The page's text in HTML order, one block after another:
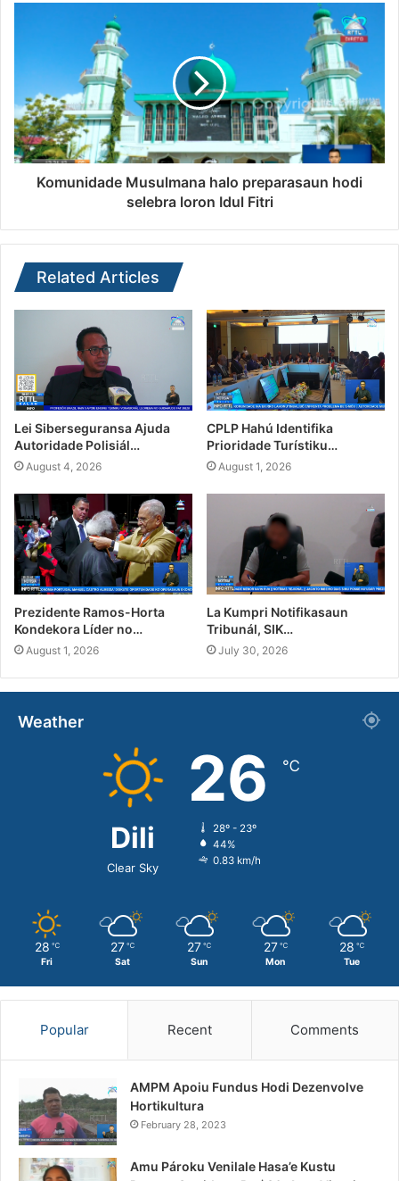
Komunidade Musulmana halo preparasaun hodi
selebra loron Idul Fitri
Related Articles
Lei Siberseguransa Ajuda
Autoridade Polisiál…
August 4, 2026
CPLP Hahú Identifika
Prioridade Turístiku…
August 1, 2026
Prezidente Ramos-Horta
Kondekora Líder no…
August 1, 2026
La Kumpri Notifikasaun
Tribunál, SIK…
July 30, 2026
Weather
Dili
Clear Sky
26 ℃
28º - 23º
44%
0.83 km/h
28 ℃
Fri
27 ℃
Sat
27 ℃
Sun
27 ℃
Mon
28 ℃
Tue
Popular Recent Comments
AMPM Apoiu Fundus Hodi Dezenvolve
Hortikultura
February 28, 2023
Amu Pároku Venilale Hasa’e Kustu